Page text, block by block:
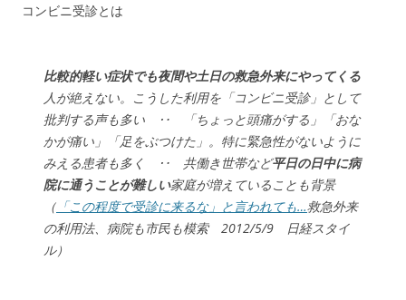
コンビニ受診とは
比較的軽い症状でも夜間や土日の救急外来にやってくる
人が絶えない。こうした利用を「コンビニ受診」として
批判する声も多い ‥ 「ちょっと頭痛がする」「おな
かが痛い」「足をぶつけた」。特に緊急性がないように
みえる患者も多く ‥ 共働き世帯など平日の日中に病
院に通うことが難しい家庭が増えていることも背景
（ 「この程度で受診に来るな」と言われても…救急外来
の利用法、病院も市民も模索 2012/5/9 日経スタイ
ル）